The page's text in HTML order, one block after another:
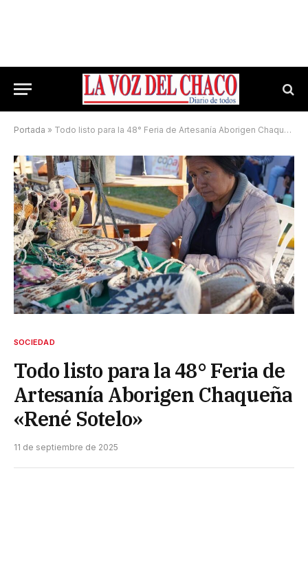
Portada » Todo listo para la 48° Feria de Artesanía Aborigen Chaqueña «René Sotelo»
SOCIEDAD
Todo listo para la 48° Feria de
Artesanía Aborigen Chaqueña
«René Sotelo»
11 de septiembre de 2025